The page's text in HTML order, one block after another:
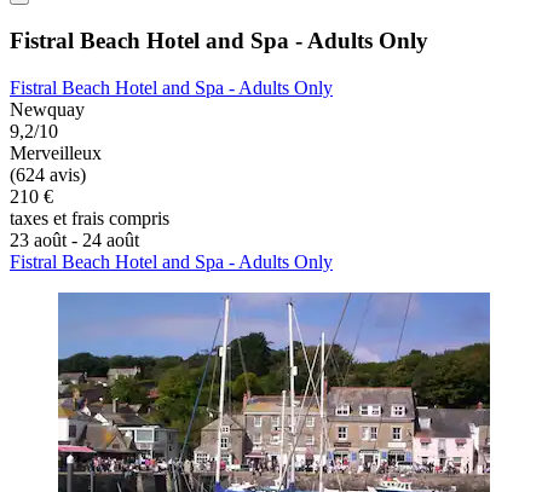
Fistral Beach Hotel and Spa - Adults Only
Fistral Beach Hotel and Spa - Adults Only
Newquay
9,2/10
Merveilleux
(624 avis)
210 €
taxes et frais compris
23 août - 24 août
Fistral Beach Hotel and Spa - Adults Only